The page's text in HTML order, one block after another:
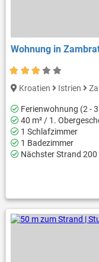
Wohnung in
Kroatien Istrien
Ferienwohnung (2 -
40 m² / 1.
1 Schlafzimmer
1 Badezimmer
Nächster Strand 200